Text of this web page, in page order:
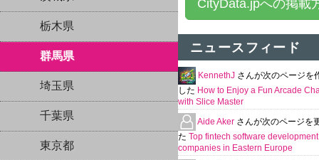
栃木県
群馬県
埼玉県
千葉県
東京都
CityData.jpへの掲載
ニュースフィード
KennethJ さんが次のページを
した How to Enjoy a Fun Arcade
with Slice Master
Aide Aker さんが次のページを
た Top fintech software development
companies in Eastern Europe